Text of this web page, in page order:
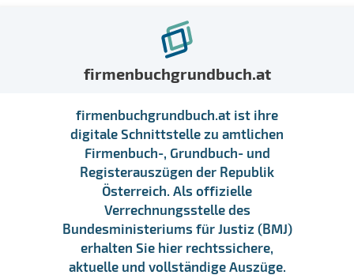
firmenbuchgrundbuch.at
firmenbuchgrundbuch.at ist ihre
digitale Schnittstelle zu amtlichen
Firmenbuch-, Grundbuch- und
Registerauszügen der Republik
Österreich. Als offizielle
Verrechnungsstelle des
Bundesministeriums für Justiz (BMJ)
erhalten Sie hier rechtssichere,
aktuelle und vollständige Auszüge.